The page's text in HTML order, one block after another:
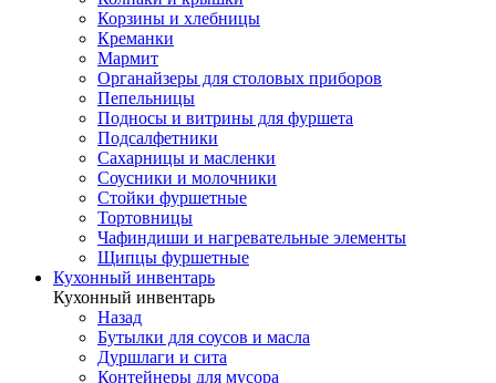
Корзины и хлебницы
Креманки
Мармит
Органайзеры для столовых приборов
Пепельницы
Подносы и витрины для фуршета
Подсалфетники
Сахарницы и масленки
Соусники и молочники
Стойки фуршетные
Тортовницы
Чафиндиши и нагревательные элементы
Щипцы фуршетные
Кухонный инвентарь
Кухонный инвентарь
Назад
Бутылки для соусов и масла
Дуршлаги и сита
Контейнеры для мусора